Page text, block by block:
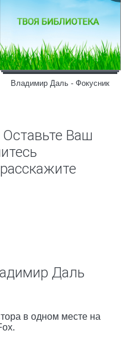
Владимир Даль - Фокусник
Ваш
Даль
в одном месте на